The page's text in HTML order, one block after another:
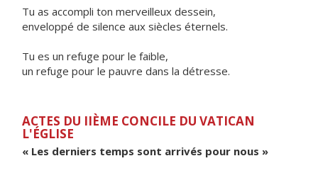
Tu as accompli ton merveilleux dessein,
enveloppé de silence aux siècles éternels.
Tu es un refuge pour le faible,
un refuge pour le pauvre dans la détresse.
ACTES DU IIÈME CONCILE DU VATICAN
L'ÉGLISE
« Les derniers temps sont arrivés pour nous »